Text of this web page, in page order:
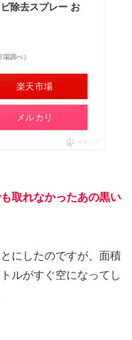
除去スプレー お
調べ）
楽天市場
メルカリ
ポチップ
取れなかったあの黒い
にしたのですが、面積
ルがすぐ空になってし